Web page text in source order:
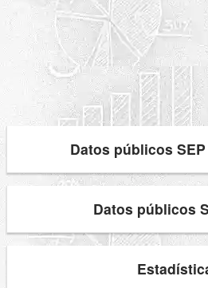
Datos públicos
Datos públicos